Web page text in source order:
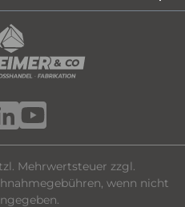
Mehrwertsteuer zzgl.
wenn nicht